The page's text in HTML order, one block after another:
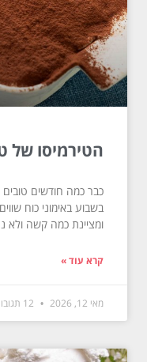
הטירמיסו של
כבר כמה חודשים
בשבוע באימוני כוח
ומציינת כמה קשה ולא
קרא עוד »
מאי 12, 2026